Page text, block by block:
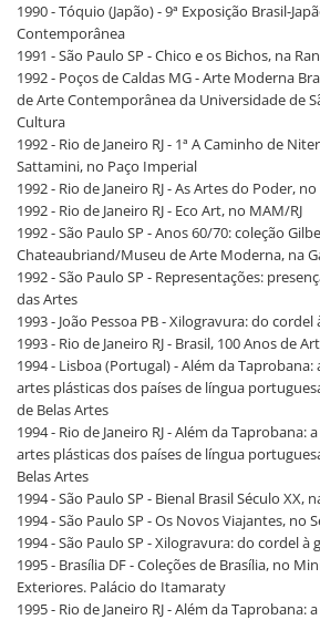
1990 - Tóquio (Japão) - 9ª Exposição Brasil-
Contemporânea
1991 - São Paulo SP - Chico e os Bichos, na
1992 - Poços de Caldas MG - Arte Moderna
de Arte Contemporânea da Universidade de
Cultura
1992 - Rio de Janeiro RJ - 1ª A Caminho de
Sattamini, no Paço Imperial
1992 - Rio de Janeiro RJ - As Artes do Poder,
1992 - Rio de Janeiro RJ - Eco Art, no MAM/RJ
1992 - São Paulo SP - Anos 60/70: coleção
Chateaubriand/Museu de Arte Moderna, na
1992 - São Paulo SP - Representações:
das Artes
1993 - João Pessoa PB - Xilogravura: do cordel
1993 - Rio de Janeiro RJ - Brasil, 100 Anos de
1994 - Lisboa (Portugal) - Além da
artes plásticas dos países de língua
de Belas Artes
1994 - Rio de Janeiro RJ - Além da Taprobana:
artes plásticas dos países de língua
Belas Artes
1994 - São Paulo SP - Bienal Brasil Século XX,
1994 - São Paulo SP - Os Novos Viajantes, no
1994 - São Paulo SP - Xilogravura: do cordel à
1995 - Brasília DF - Coleções de Brasília, no
Exteriores. Palácio do Itamaraty
1995 - Rio de Janeiro RJ - Além da Taprobana: